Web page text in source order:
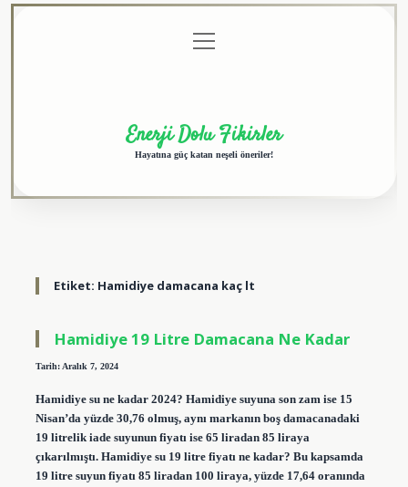
menüyü
aç
Enerji Dolu Fikirler
Hayatına güç katan neşeli öneriler!
Etiket: Hamidiye damacana kaç lt
Hamidiye 19 Litre Damacana Ne Kadar
Tarih: Aralık 7, 2024
Hamidiye su ne kadar 2024? Hamidiye suyuna son zam ise 15
Nisan’da yüzde 30,76 olmuş, aynı markanın boş damacanadaki
19 litrelik iade suyunun fiyatı ise 65 liradan 85 liraya
çıkarılmıştı. Hamidiye su 19 litre fiyatı ne kadar? Bu kapsamda
19 litre suyun fiyatı 85 liradan 100 liraya, yüzde 17,64 oranında